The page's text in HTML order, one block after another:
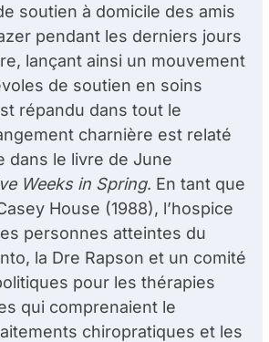
soutien à domicile des amis
pendant les derniers jours
lançant ainsi un mouvement
de soutien en soins
répandu dans tout le
charnière est relaté
dans le livre de June
Weeks in Spring. En tant que
House (1988), l’hospice
personnes atteintes du
la Dre Rapson et un comité
pour les thérapies
qui comprenaient le
chiropratiques et les